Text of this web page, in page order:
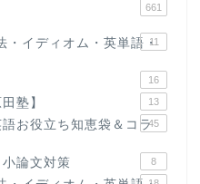
661
・イディオム・英単語・
11
16
塾】 13
お役立ち知恵袋＆コラ45
論文対策 8